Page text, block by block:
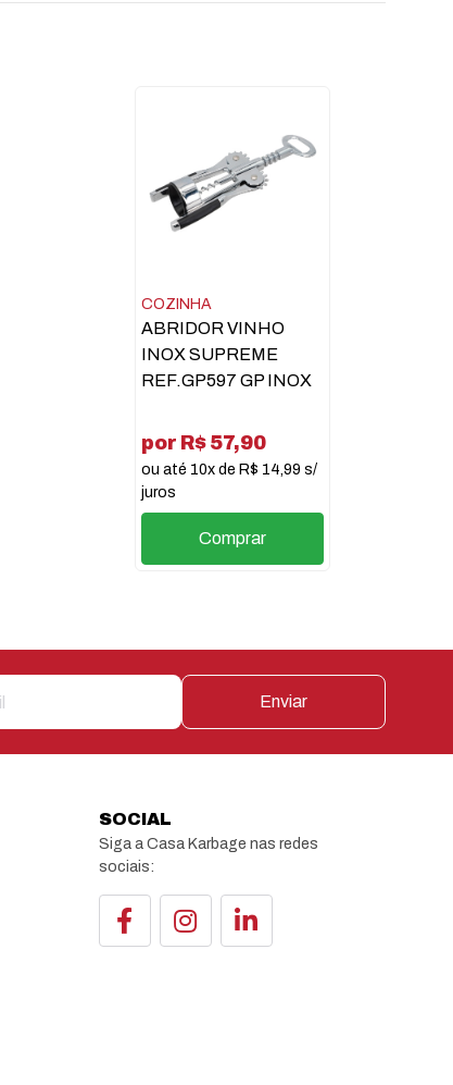
COZINHA
ABRIDOR VINHO
INOX SUPREME
REF.GP597 GP INOX
por R$ 57,90
ou até 10x de R$ 14,99 s/
juros
Comprar
Enviar
SOCIAL
Siga a Casa Karbage nas redes
sociais: